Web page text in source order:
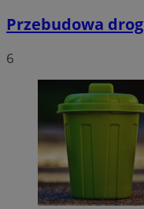
Przebudowa
6